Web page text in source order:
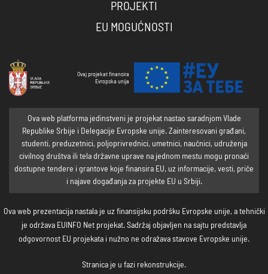
PROJEKTI
EU MOGUĆNOSTI
Ovaj projekat finansira
Evropska unija
Ova web platforma jedinstveni je projekat nastao saradnjom Vlade
Republike Srbije i Delegacije Evropske unije. Zainteresovani građani,
studenti, preduzetnici, poljoprivrednici, umetnici, naučnici, udruženja
civilnog društva ili tela državne uprave na jednom mestu mogu pronaći
dostupne tendere i grantove koje finansira EU, uz informacije, vesti, priče
i najave događanja za projekte EU u Srbiji.
Ova web prezentacija nastala je uz finansijsku podršku Evropske unije, a tehnički
je održava EUINFO Net projekat. Sadržaj objavljen na sajtu predstavlja
odgovornost EU projekata i nužno ne odražava stavove Evropske unije.
Stranica je u fazi rekonstrukcije.